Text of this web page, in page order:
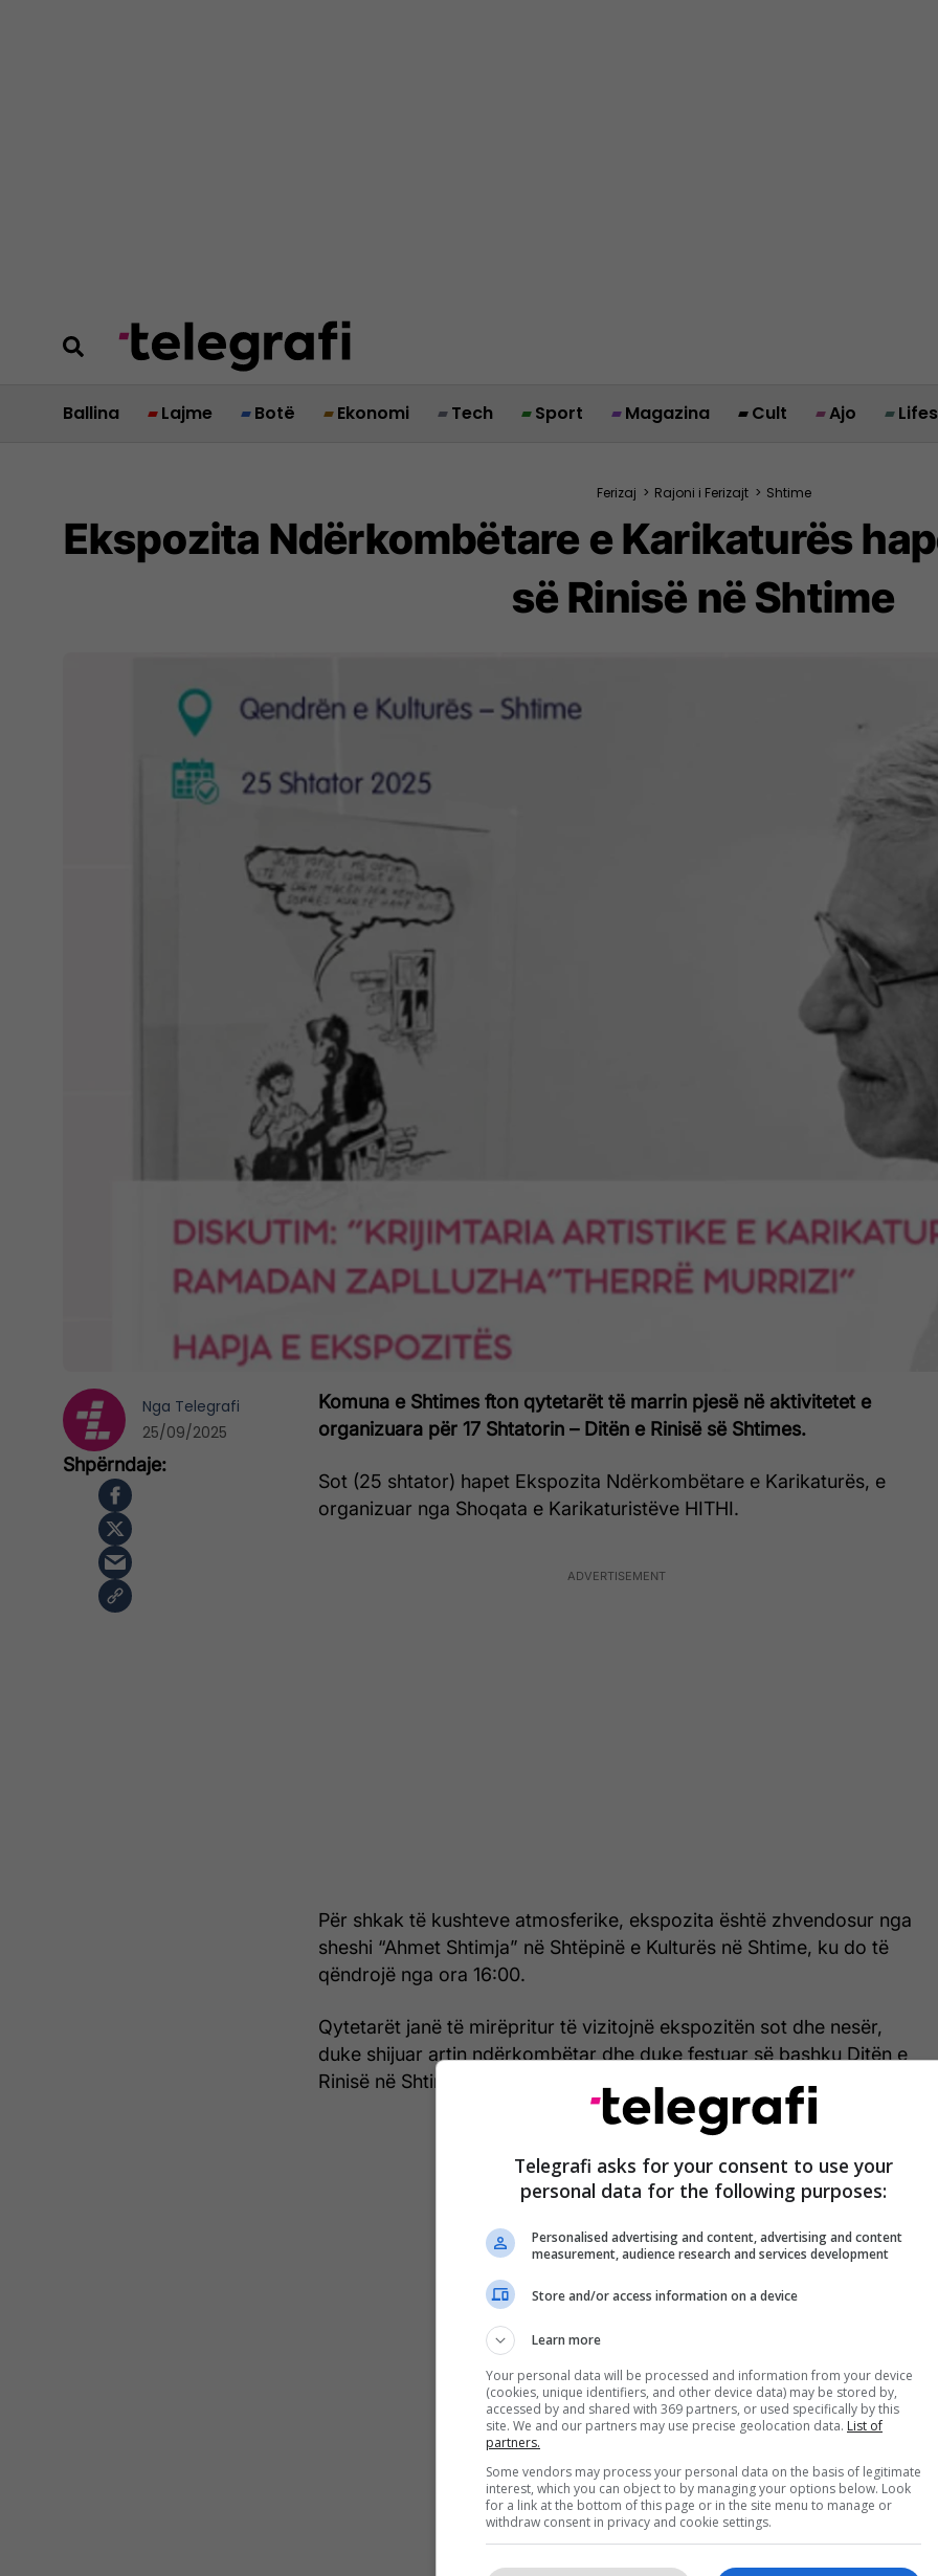
Ballina Lajme Botë Ekonomi Tech Sport Magazina Cult Ajo
Ferizaj > Rajoni i Ferizajt > Shtime
Ekspozita Ndërkombëtare e Karikaturës
së Rinisë në Shtime
Komuna e Shtimes fton qytetarët të marrin pjesë në aktivitetet e
organizuara për 17 Shtatorin – Ditën e Rinisë së Shtimes.
Sot (25 shtator) hapet Ekspozita Ndërkombëtare e Karikaturës, e
organizuar nga Shoqata e Karikaturistëve HITHI.
Për shkak të kushteve atmosferike, ekspozita është zhvendosur nga
sheshi “Ahmet Shtimja” në Shtëpinë e Kulturës në Shtime, ku do të
qëndrojë nga ora 16:00.
Qytetarët janë të mirëpritur të vizitojnë ekspozitën sot dhe nesër,
duke shijuar artin ndërkombëtar dhe duke festuar së bashku Ditën e
Rinisë në Shtime. /
Nga Telegrafi
25/09/2025
Telegrafi asks for your consent to use your
personal data for the following purposes:
Personalised advertising and content, advertising and content
measurement, audience research and services development
Store and/or access information on a device
Learn more
Your personal data will be processed and information from your device
(cookies, unique identifiers, and other device data) may be stored by,
accessed by and shared with 369 partners, or used specifically by this
site. We and our partners may use precise geolocation data. List of
partners.
Some vendors may process your personal data on the basis of legitimate
interest, which you can object to by managing your options below. Look
for a link at the bottom of this page or in the site menu to manage or
withdraw consent in privacy and cookie settings.